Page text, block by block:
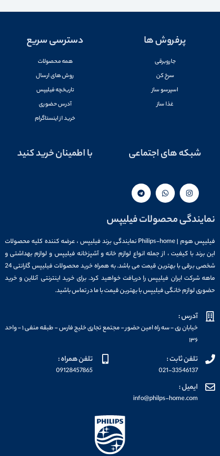
پرفروش ها
جاروبرقی
سرخ کن
اسپرسو ساز
غذا ساز
دسترسی سریع
همه محصولات
روش های ارسال
تاریخچه فیلیپس
آدرس حضوری
خرید از اینستاگرام
شبکه های اجتماعی با اطمینان خرید کنید
نمایندگی محصولات فیلیپس
فیلیپس هوم | Philips-home نمایندگی برند فیلیپس ، عرضه کننده کلیه محصولات
این برند با کیفیت ، از جمله انواع لوازم خانه و آشپزخانه فیلیپس و لوازم بهداشتی و
شخصی برقی با بهترین قیمت می باشد. به همراه خرید محصولات فیلیپس گارانتی 24
ماهه شرکت ایران فیلیپس را دریافت خواهید کرد. برای خرید اینترنتی آنلاین و خرید
حضوری لوازم خانگی فیلیپس با بهترین قیمت با ما در تماس باشید.
آدرس :
خیابان ری - سه راه امین حضور - مجتمع تجاری خلیج فارس - طبقه منفی ۱ - واحد
۱۳۶
تلفن ثابت :
021-33546137
تلفن همراه :
09128457865
ایمیل :
info@philps-home.com